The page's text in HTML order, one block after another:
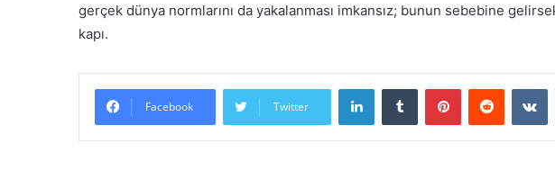
gerçek dünya normlarını da yakalanması imkansız; bunun sebebine
kapı.
Facebook Twitter